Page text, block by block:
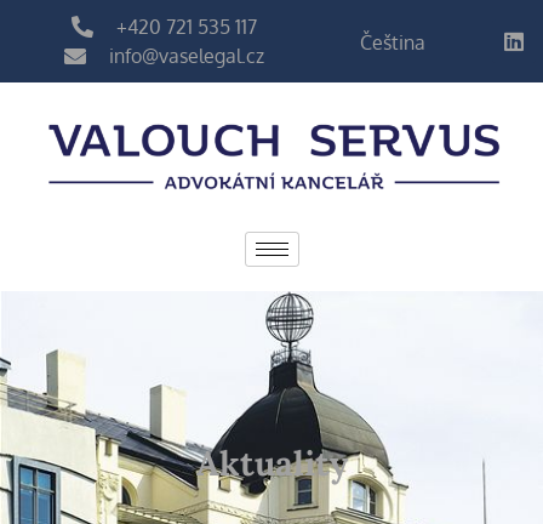
+420 721 535 117
info@vaselegal.cz
Čeština
Aktuality